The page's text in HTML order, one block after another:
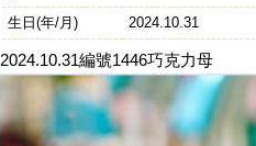
生日(年/月)
2024.10.31
2024.10.31編號1446巧克力母